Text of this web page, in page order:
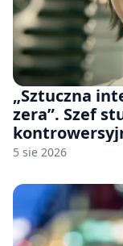
„Sztuczna
zera”. Szef
Stellar Blade:
5 sie 2026